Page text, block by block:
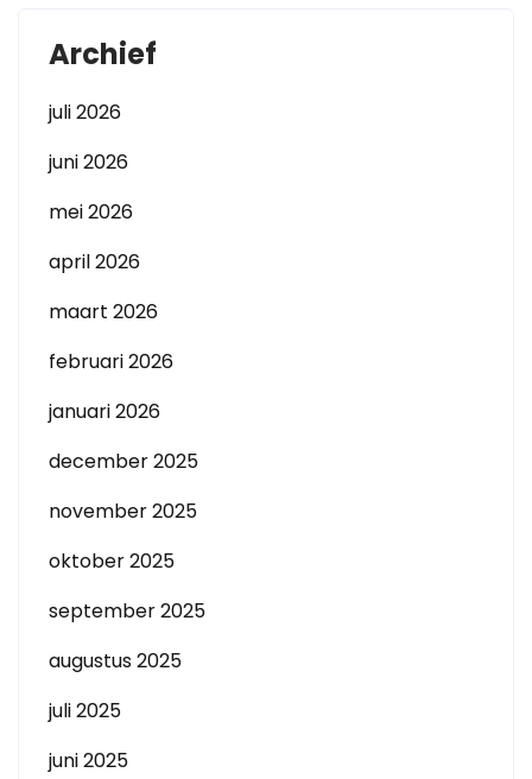
Archief
juli 2026
juni 2026
mei 2026
april 2026
maart 2026
februari 2026
januari 2026
december 2025
november 2025
oktober 2025
september 2025
augustus 2025
juli 2025
juni 2025